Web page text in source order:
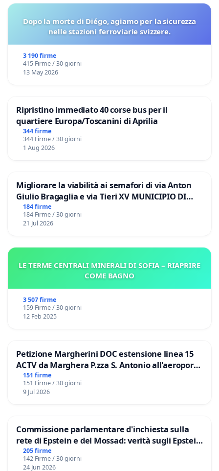
Dopo la morte di Diégo, agiamo per la sicurezza
nelle stazioni ferroviarie svizzere.
3 190 firme
415 Firme / 30 giorni
13 May 2026
Ripristino immediato 40 corse bus per il
quartiere Europa/Toscanini di Aprilia
344 firme
344 Firme / 30 giorni
1 Aug 2026
Migliorare la viabilità ai semafori di via Anton
Giulio Bragaglia e via Tieri XV MUNICIPIO DI
ROMA
184 firme
184 Firme / 30 giorni
21 Jul 2026
LE TERME CENTRALI MINERALI DI SOFIA – RIAPRIRE
COME BAGNO
3 507 firme
159 Firme / 30 giorni
12 Feb 2025
Petizione Margherini DOC estensione linea 15
ACTV da Marghera P.zza S. Antonio all'aeroporto
Marco Polo tariffa a € 1,50
151 firme
151 Firme / 30 giorni
9 Jul 2026
Commissione parlamentare d'inchiesta sulla
rete di Epstein e del Mossad: verità sugli Epstein
Files
205 firme
142 Firme / 30 giorni
24 Jun 2026